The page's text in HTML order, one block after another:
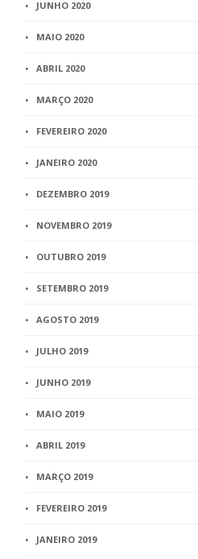
JUNHO 2020
MAIO 2020
ABRIL 2020
MARÇO 2020
FEVEREIRO 2020
JANEIRO 2020
DEZEMBRO 2019
NOVEMBRO 2019
OUTUBRO 2019
SETEMBRO 2019
AGOSTO 2019
JULHO 2019
JUNHO 2019
MAIO 2019
ABRIL 2019
MARÇO 2019
FEVEREIRO 2019
JANEIRO 2019